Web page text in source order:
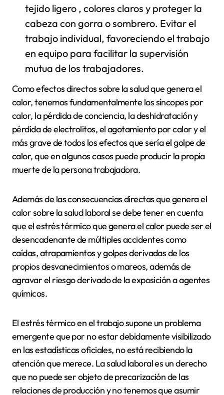
tejido ligero , colores claros y proteger la
cabeza con gorra o sombrero. Evitar el
trabajo individual, favoreciendo el trabajo
en equipo para facilitar la supervisión
mutua de los trabajadores.
Como efectos directos sobre la salud que genera el
calor, tenemos fundamentalmente los síncopes por
calor, la pérdida de conciencia, la deshidratación y
pérdida de electrolitos, el agotamiento por calor y el
más grave de todos los efectos que sería el golpe de
calor, que en algunos casos puede producir la propia
muerte de la persona trabajadora.
Además de las consecuencias directas que genera el
calor sobre la salud laboral se debe tener en cuenta
que el estrés térmico que genera el calor puede ser el
desencadenante de múltiples accidentes como
caídas, atrapamientos y golpes derivadas de los
propios desvanecimientos o mareos, además de
agravar el riesgo derivado de la exposición a agentes
químicos.
El estrés térmico en el trabajo supone un problema
emergente que por no estar debidamente visibilizado
en las estadísticas oficiales, no está recibiendo la
atención que merece. La salud laboral es un derecho
que no puede ser objeto de precarización de las
relaciones de producción y no tenemos que asumir